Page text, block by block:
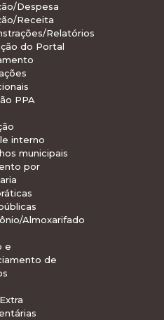
Despesa
Receita
Relatórios
do Portal
PPA
interno
municipais
por
Almoxarifado
e
de